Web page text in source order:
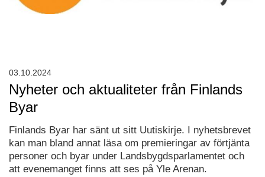
Nyheter och aktualiteter från Finlands
Byar
Finlands Byar har sänt ut sitt Uutiskirje. I nyhetsbrevet
kan man bland annat läsa om premieringar av förtjänta
personer och byar under Landsbygdsparlamentet och
att evenemanget finns att ses på Yle Arenan.
03.10.2024